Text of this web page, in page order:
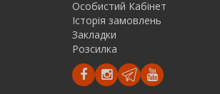
Особистий Кабінет
Історія замовлень
Закладки
Розсилка